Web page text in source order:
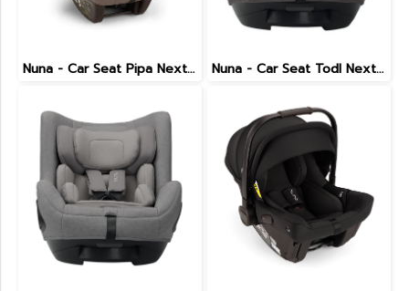
Nuna - Car Seat Pipa Next (Cedar) Nuna - Car Seat Todl Next (Granite)